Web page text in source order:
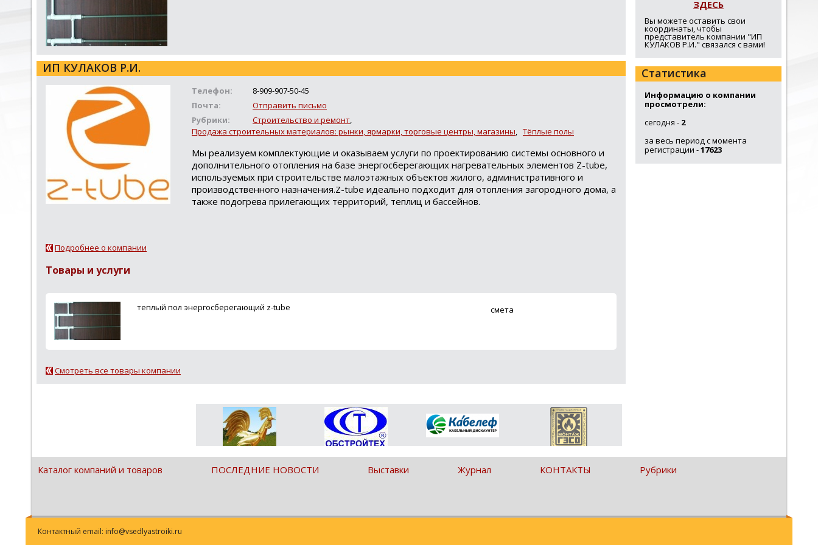
ИП КУЛАКОВ Р.И.
Телефон:
8-909-907-50-45
Почта:
Отправить письмо
Рубрики:
Строительство и ремонт,
Продажа строительных материалов: рынки, ярмарки, торговые центры, магазины, Тёплые полы
Мы реализуем комплектующие и оказываем услуги по проектированию системы основного и
дополнительного отопления на базе энергосберегающих нагревательных элементов Z-tube,
используемых при строительстве малоэтажных объектов жилого, административного и
производственного назначения.Z-tube идеально подходит для отопления загородного дома, а
также подогрева прилегающих территорий, теплиц и бассейнов.
Подробнее о компании
Товары и услуги
теплый пол энергосберегающий z-tube смета
Смотреть все товары компании
ЗДЕСЬ
Вы можете оставить свои
координаты, чтобы
представитель компании "ИП
КУЛАКОВ Р.И." связался с вами!
Статистика
Информацию о компании
просмотрели:
сегодня - 2
за весь период с момента
регистрации -17623
Каталог компаний и товаров ПОСЛЕДНИЕ НОВОСТИ Выставки Журнал КОНТАКТЫ Рубрики
Контактный email: info@vsedlyastroiki.ru